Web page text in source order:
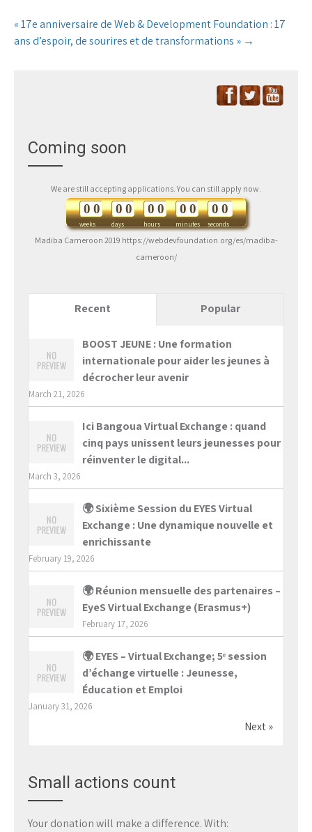
« 17e anniversaire de Web & Development Foundation : 17
ans d’espoir, de sourires et de transformations » →
Coming soon
We are still accepting applications. You can still apply now.
weeks
0 0
days
0 0
hours
0 0
minutes
0 0
seconds
0 0
Madiba Cameroon 2019 https://webdevfoundation.org/es/madiba-
cameroon/
Recent Popular
BOOST JEUNE : Une formation
internationale pour aider les jeunes à
décrocher leur avenir
March 21, 2026
Ici Bangoua Virtual Exchange : quand
cinq pays unissent leurs jeunesses pour
réinventer le digital...
March 3, 2026
🌍 Sixième Session du EYES Virtual
Exchange : Une dynamique nouvelle et
enrichissante
February 19, 2026
🌍 Réunion mensuelle des partenaires –
EyeS Virtual Exchange (Erasmus+)
February 17, 2026
🌍 EYES – Virtual Exchange; 5ᵉ session
d’échange virtuelle : Jeunesse,
Éducation et Emploi
January 31, 2026
Next »
Small actions count
Your donation will make a difference. With: